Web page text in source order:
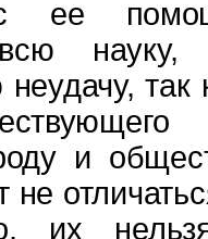
ее
всю
и
не
их